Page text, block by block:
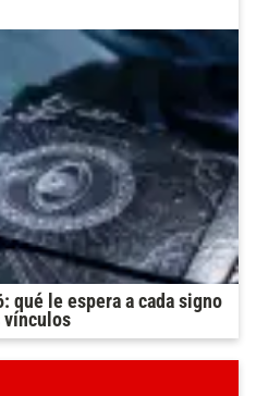
qué le espera a cada signo
vínculos